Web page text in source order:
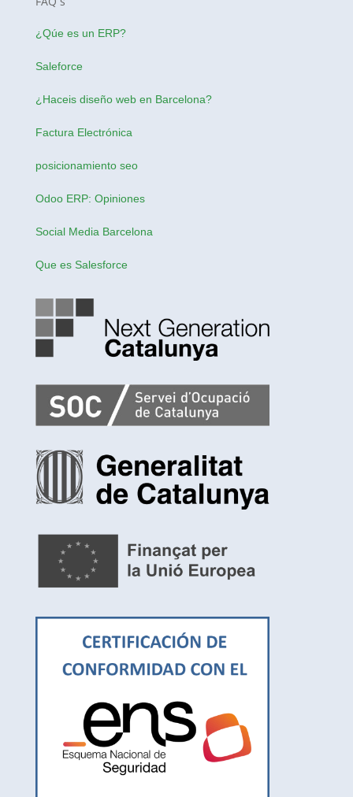
¿Qúe es un ERP?
Saleforce
¿Haceis diseño web en Barcelona?
Factura Electrónica
posicionamiento seo
Odoo ERP: Opiniones
Social Media Barcelona
Que es Salesforce